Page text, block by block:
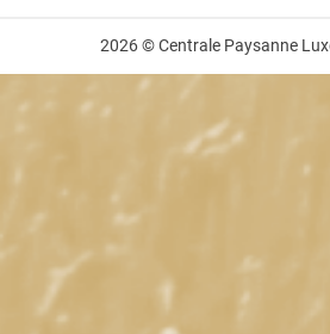
2026 © Centrale Paysanne